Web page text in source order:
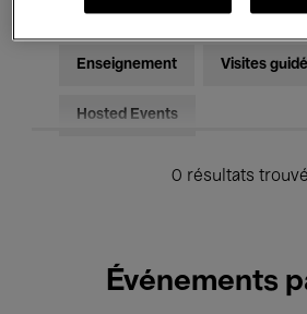
Pour tous Kids’ Palace
Enseignement Visites
Hosted Events
0 résultats
Événements